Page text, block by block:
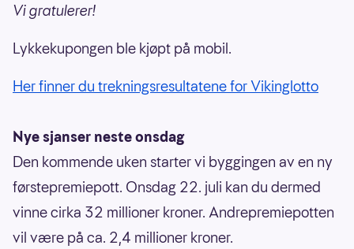
Vi gratulerer!
Lykkekupongen ble kjøpt på mobil.
Her finner du trekningsresultatene for Vikinglotto
Nye sjanser neste onsdag
Den kommende uken starter vi byggingen av en ny
førstepremiepott. Onsdag 22. juli kan du dermed
vinne cirka 32 millioner kroner. Andrepremiepotten
vil være på ca. 2,4 millioner kroner.